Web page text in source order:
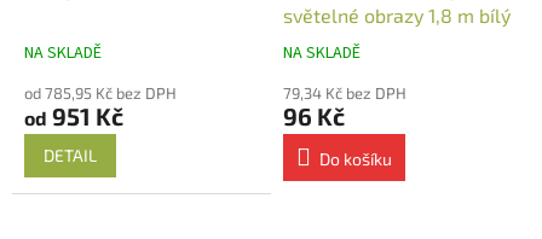
NA SKLADĚ
od 785,95 Kč bez DPH
od 951 Kč
DETAIL
světelné obrazy 1,8 m bílý
NA SKLADĚ
79,34 Kč bez DPH
96 Kč
Do košíku